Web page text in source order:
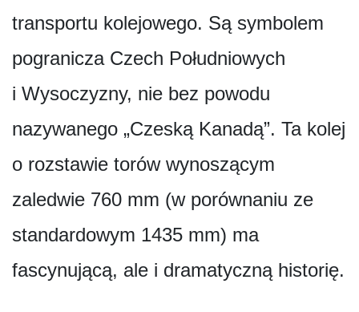
transportu kolejowego. Są symbolem
pogranicza Czech Południowych
i Wysoczyzny, nie bez powodu
nazywanego „Czeską Kanadą”. Ta kolej
o rozstawie torów wynoszącym
zaledwie 760 mm (w porównaniu ze
standardowym 1435 mm) ma
fascynującą, ale i dramatyczną historię.